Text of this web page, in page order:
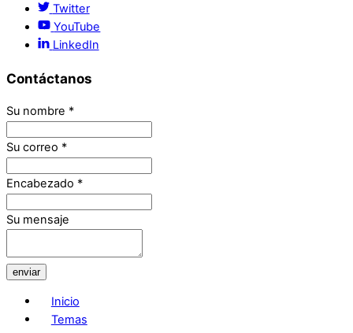
Twitter
YouTube
LinkedIn
Contáctanos
Su nombre *
Su correo *
Encabezado *
Su mensaje
enviar
Inicio
Temas